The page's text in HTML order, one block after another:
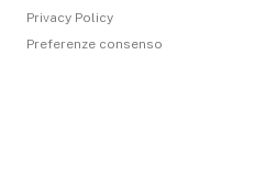
Privacy Policy
Preferenze consenso